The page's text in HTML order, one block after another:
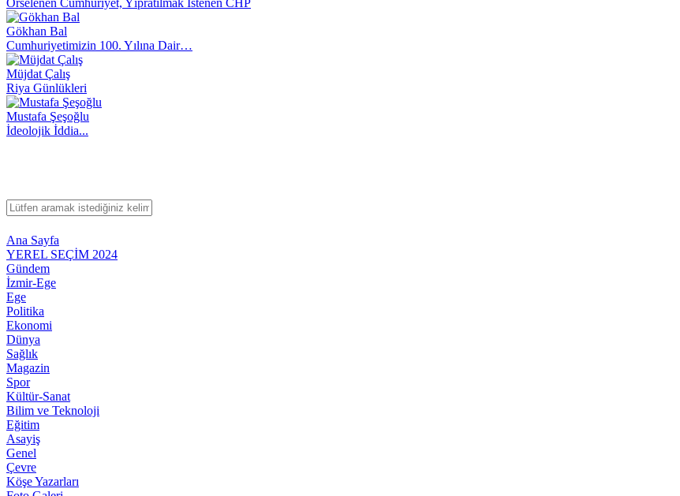
Gökhan Bal
Cumhuriyetimizin 100. Yılına Dair…
Müjdat Çalış
Riya Günlükleri
Mustafa Şeşoğlu
İdeolojik İddia...
Ana Sayfa
YEREL SEÇİM 2024
Gündem
İzmir-Ege
Ege
Politika
Ekonomi
Dünya
Sağlık
Magazin
Spor
Kültür-Sanat
Bilim ve Teknoloji
Eğitim
Asayiş
Genel
Çevre
Köşe Yazarları